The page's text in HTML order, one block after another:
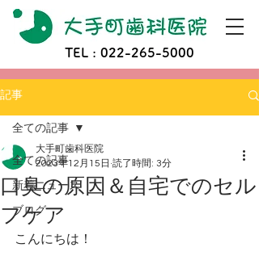
TEL : 022-265-5000
記事
全ての記事
新着ニュース
ブログ
全ての記事
口臭の原因＆自宅でのセル
フケア
大手町歯科医院
2023年12月15日 読了時間: 3分
こんにちは！